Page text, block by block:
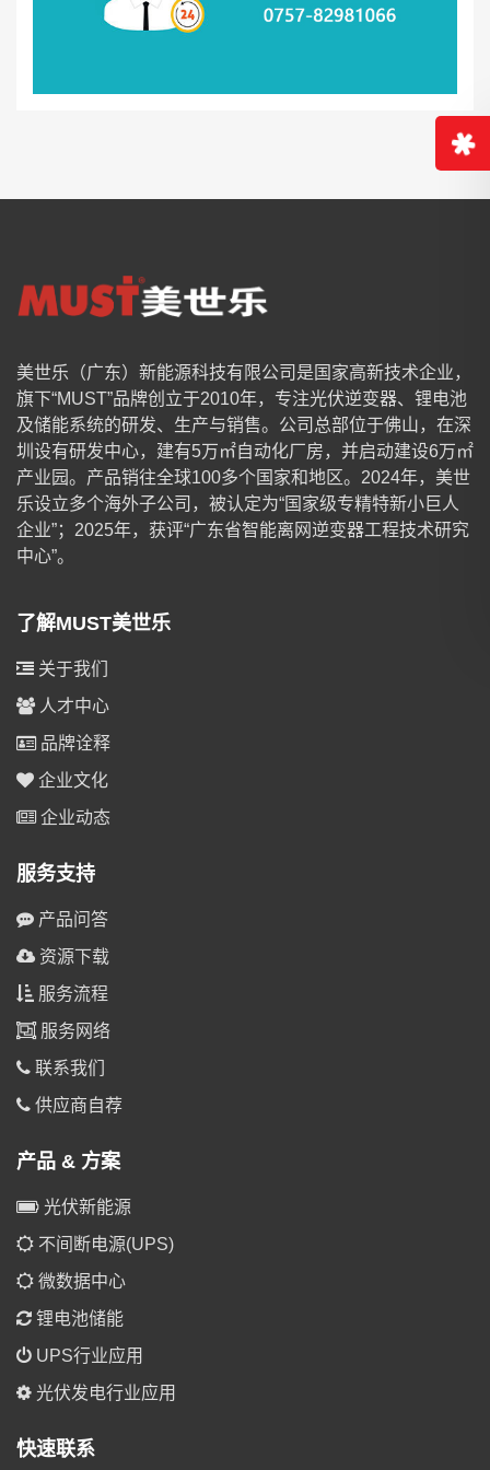
美世乐（广东）新能源科技有限公司是国家高新技术企业，
旗下“MUST”品牌创立于2010年，专注光伏逆变器、锂电池
及储能系统的研发、生产与销售。公司总部位于佛山，在深
圳设有研发中心，建有5万㎡自动化厂房，并启动建设6万㎡
产业园。产品销往全球100多个国家和地区。2024年，美世
乐设立多个海外子公司，被认定为“国家级专精特新小巨人
企业”；2025年，获评“广东省智能离网逆变器工程技术研究
中心”。
了解MUST美世乐
关于我们
人才中心
品牌诠释
企业文化
企业动态
服务支持
产品问答
资源下载
服务流程
服务网络
联系我们
供应商自荐
产品 & 方案
光伏新能源
不间断电源(UPS)
微数据中心
锂电池储能
UPS行业应用
光伏发电行业应用
快速联系